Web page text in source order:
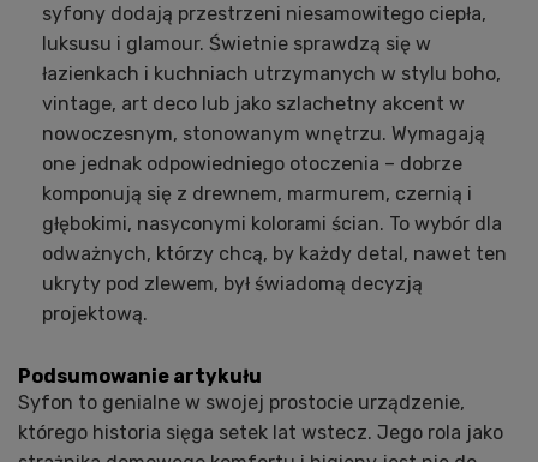
syfony dodają przestrzeni niesamowitego ciepła,
luksusu i glamour. Świetnie sprawdzą się w
łazienkach i kuchniach utrzymanych w stylu boho,
vintage, art deco lub jako szlachetny akcent w
nowoczesnym, stonowanym wnętrzu. Wymagają
one jednak odpowiedniego otoczenia – dobrze
komponują się z drewnem, marmurem, czernią i
głębokimi, nasyconymi kolorami ścian. To wybór dla
odważnych, którzy chcą, by każdy detal, nawet ten
ukryty pod zlewem, był świadomą decyzją
projektową.
Podsumowanie artykułu
Syfon to genialne w swojej prostocie urządzenie,
którego historia sięga setek lat wstecz. Jego rola jako